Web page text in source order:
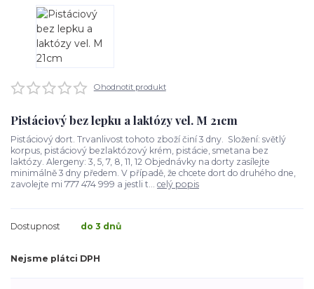
Ohodnotit produkt
Pistáciový bez lepku a laktózy vel. M 21cm
Pistáciový dort. Trvanlivost tohoto zboží činí 3 dny. Složení: světlý
korpus, pistáciový bezlaktózový krém, pistácie, smetana bez
laktózy. Alergeny: 3, 5, 7, 8, 11, 12 Objednávky na dorty zasílejte
minimálně 3 dny předem. V případě, že chcete dort do druhého dne,
zavolejte mi 777 474 999 a jestli t... celý popis
Dostupnost do 3 dnů
Nejsme plátci DPH